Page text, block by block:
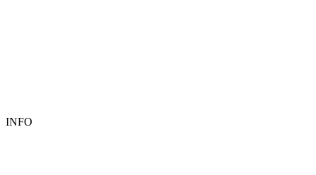
INFO